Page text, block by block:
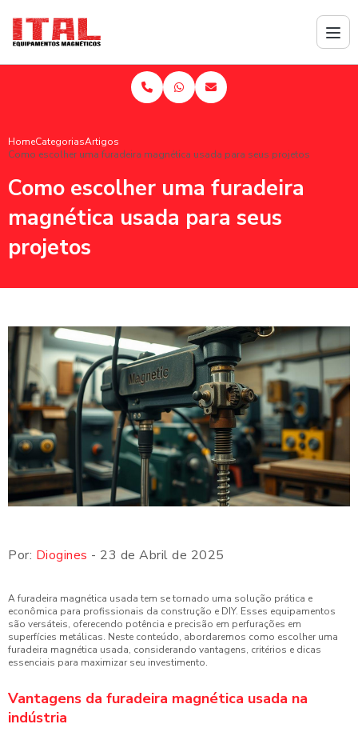
HomeCategoriasArtigos
Como escolher uma furadeira magnética usada para seus projetos
Como escolher uma furadeira
magnética usada para seus
projetos
Por: Diogines - 23 de Abril de 2025
A furadeira magnética usada tem se tornado uma solução prática e
econômica para profissionais da construção e DIY. Esses equipamentos
são versáteis, oferecendo potência e precisão em perfurações em
superfícies metálicas. Neste conteúdo, abordaremos como escolher uma
furadeira magnética usada, considerando vantagens, critérios e dicas
essenciais para maximizar seu investimento.
Vantagens da furadeira magnética usada na
indústria